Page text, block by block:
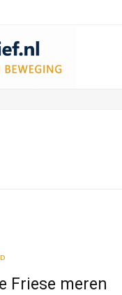
Friese meren